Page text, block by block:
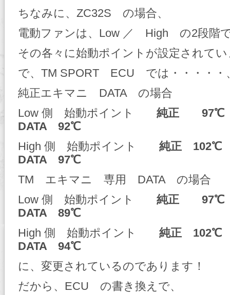
ちなみに、ZC32S の場合、
電動ファンは、Low ／ High の2段階
その各々に始動ポイントが設定されて
で、TM SPORT ECU では・・・・・
純正エキマニ DATA の場合
Low 側 始動ポイント 純正 97℃
DATA 92℃
High 側 始動ポイント 純正 102℃
DATA 97℃
TM エキマニ 専用 DATA の場合
Low 側 始動ポイント 純正 97℃
DATA 89℃
High 側 始動ポイント 純正 102℃
DATA 94℃
に、変更されているのであります！
だから、ECU の書き換えで、